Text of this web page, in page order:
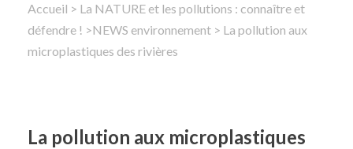
Rechercher
Accueil > La NATURE et les pollutions : connaître et
défendre ! >NEWS environnement > La pollution aux
microplastiques des rivières
La pollution aux microplastiques